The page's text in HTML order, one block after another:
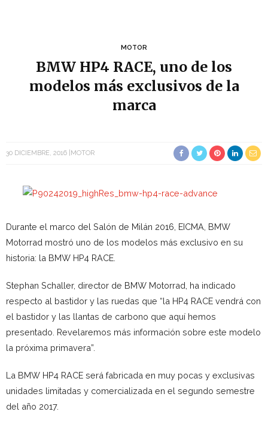
MOTOR
BMW HP4 RACE, uno de los
modelos más exclusivos de la
marca
30 DICIEMBRE, 2016 MOTOR
Durante el marco del Salón de Milán 2016, EICMA, BMW
Motorrad mostró uno de los modelos más exclusivo en su
historia: la BMW HP4 RACE.
Stephan Schaller, director de BMW Motorrad, ha indicado
respecto al bastidor y las ruedas que “la HP4 RACE vendrá con
el bastidor y las llantas de carbono que aquí hemos
presentado. Revelaremos más información sobre este modelo
la próxima primavera”.
La BMW HP4 RACE será fabricada en muy pocas y exclusivas
unidades limitadas y comercializada en el segundo semestre
del año 2017.